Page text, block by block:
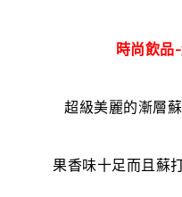
時尚飲品
超級美麗的漸層
果香味十足而且蘇